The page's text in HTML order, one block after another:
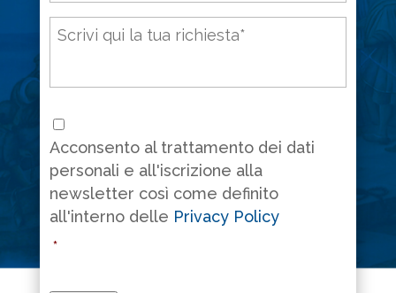
Messaggio *
Consenso
Acconsento al trattamento dei dati
personali e all'iscrizione alla
newsletter così come definito
all'interno delle Privacy Policy
*